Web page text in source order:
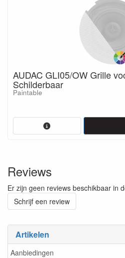
Artikelen
Aanbiedingen
AUDAC GLI05/OW Grille
Schilderbaar
Paintable
Reviews
Er zijn geen reviews beschikbaar in
Schrijf een review